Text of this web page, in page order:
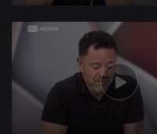
618042